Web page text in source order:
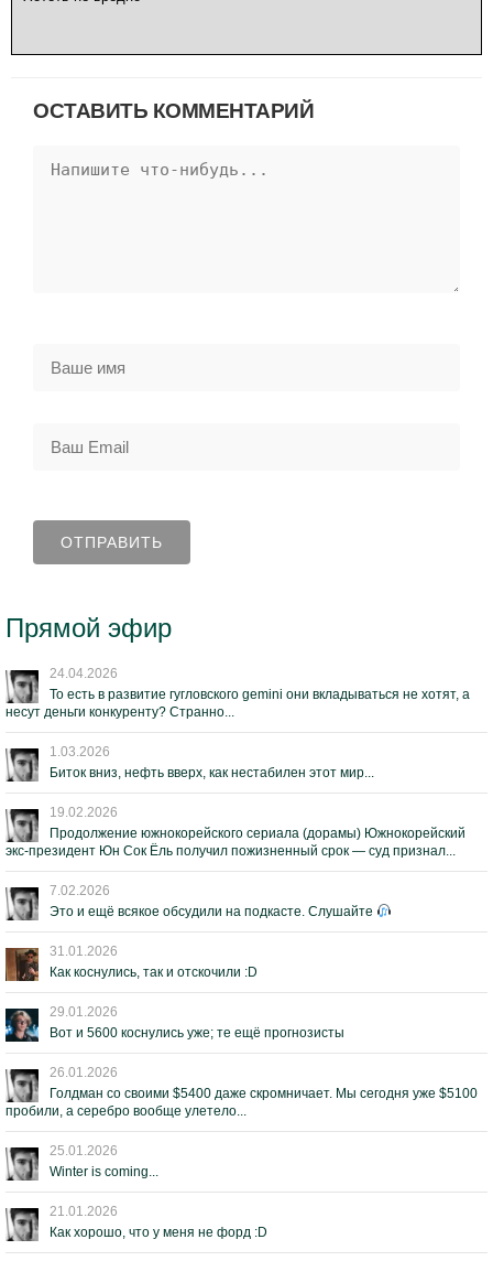
ОСТАВИТЬ КОММЕНТАРИЙ
Прямой эфир
24.04.2026
То есть в развитие гугловского gemini они вкладываться не хотят, а
несут деньги конкуренту? Странно...
1.03.2026
Биток вниз, нефть вверх, как нестабилен этот мир...
19.02.2026
Продолжение южнокорейского сериала (дорамы) Южнокорейский
экс-президент Юн Сок Ёль получил пожизненный срок — суд признал...
7.02.2026
Это и ещё всякое обсудили на подкасте. Слушайте
31.01.2026
Как коснулись, так и отскочили :D
29.01.2026
Вот и 5600 коснулись уже; те ещё прогнозисты
26.01.2026
Голдман со своими $5400 даже скромничает. Мы сегодня уже $5100
пробили, а серебро вообще улетело...
25.01.2026
Winter is coming...
21.01.2026
Как хорошо, что у меня не форд :D